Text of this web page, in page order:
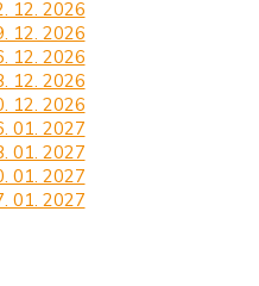
12. 2026
12. 2026
12. 2026
12. 2026
12. 2026
01. 2027
01. 2027
01. 2027
01. 2027